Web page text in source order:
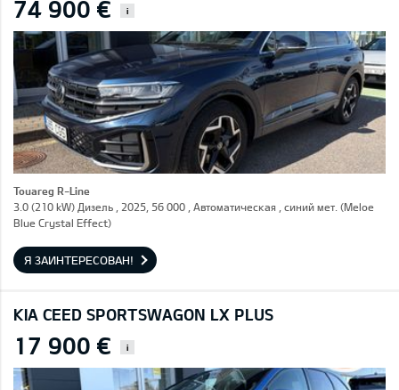
74 900 € i
Touareg R-Line
3.0 (210 kW) Дизель , 2025, 56 000 , Автоматическая , синий мет. (Meloe
Blue Crystal Effect)
Я ЗАИНТЕРЕСОВАН!
KIA CEED SPORTSWAGON LX PLUS
17 900 € i